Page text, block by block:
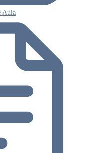
Aula